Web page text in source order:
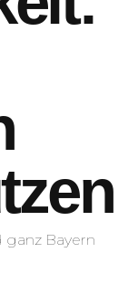
Bayern